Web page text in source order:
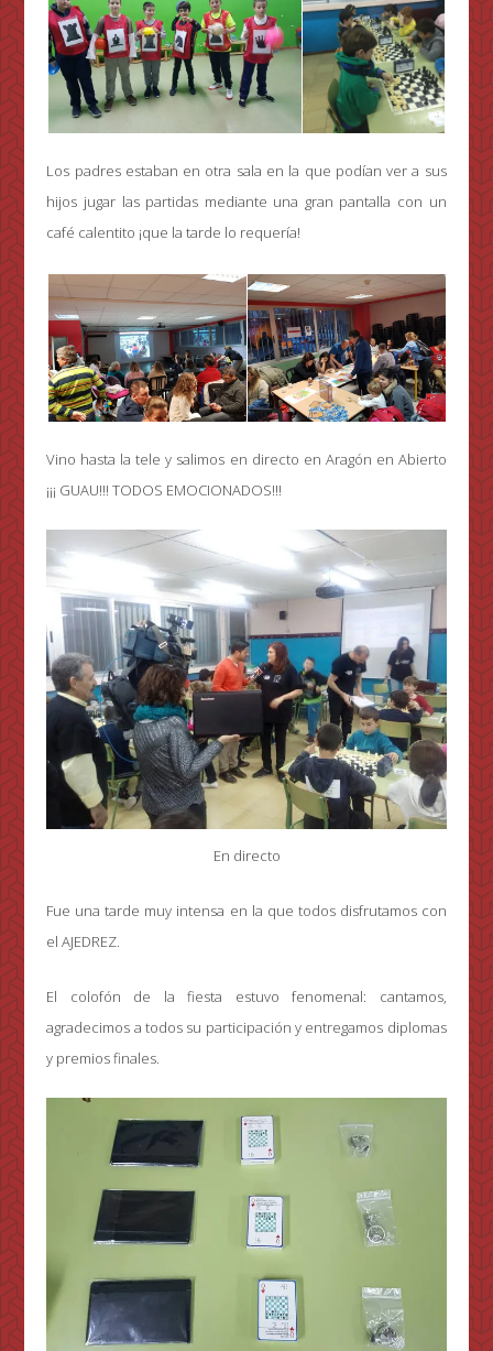
Los padres estaban en otra sala en la que podían ver a sus
hijos jugar las partidas mediante una gran pantalla con un
café calentito ¡que la tarde lo requería!
Vino hasta la tele y salimos en directo en Aragón en Abierto
¡¡¡ GUAU!!! TODOS EMOCIONADOS!!!
En directo
Fue una tarde muy intensa en la que todos disfrutamos con
el AJEDREZ.
El colofón de la fiesta estuvo fenomenal: cantamos,
agradecimos a todos su participación y entregamos diplomas
y premios finales.